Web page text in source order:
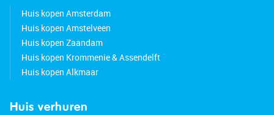
Huis kopen Amsterdam
Huis kopen Amstelveen
Huis kopen Zaandam
Huis kopen Krommenie & Assendelft
Huis kopen Alkmaar
Huis verhuren